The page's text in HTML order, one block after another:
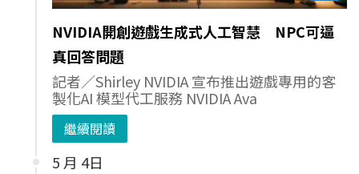
NVIDIA開創遊戲生成式人工智慧 NPC可逼
真回答問題
記者／Shirley NVIDIA 宣布推出遊戲專用的客
製化AI 模型代工服務 NVIDIA Ava
繼續閱讀
5 月 4日